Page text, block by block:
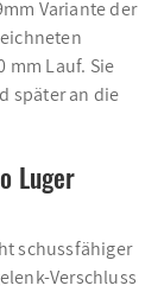
Variante der
mm Lauf. Sie
später an die
Luger
schussfähiger
Verschluss